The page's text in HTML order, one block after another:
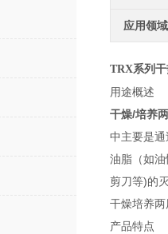
应用领域
TRX系列
用途概述
干燥/培养
中主要是
油脂（如
剪刀等)的
干燥培养
产品特点